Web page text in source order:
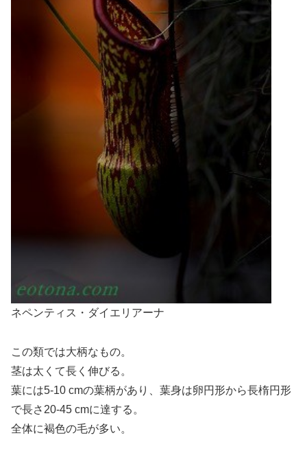
ネペンティス・ダイエリアーナ
この類では大柄なもの。
茎は太くて長く伸びる。
葉には5-10 cmの葉柄があり、葉身は卵円形から長楕円形
で長さ20-45 cmに達する。
全体に褐色の毛が多い。